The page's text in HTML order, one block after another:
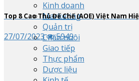
Kinh doanh
Marketing
Quản trị
Chăn nuôi
Giao tiếp
Thực phẩm
Dược liệu
Top 8 Cao Thủ Đế Chế (AOE) Việt Nam
27/07/2023 5949